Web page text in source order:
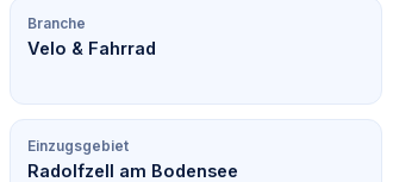
Branche
Velo & Fahrrad
Einzugsgebiet
Radolfzell am Bodensee